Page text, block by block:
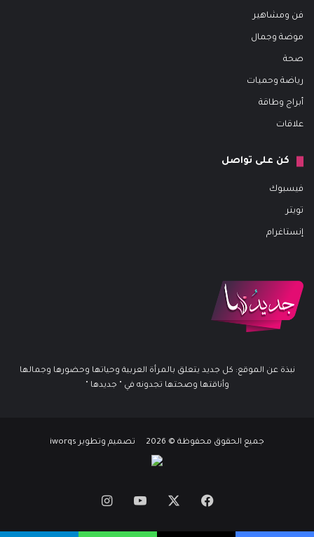
فن ومشاهير
موضة وجمال
صحة
رياضة وحميات
أبراج وطاقة
علاقات
كن على تواصل
فيسبوك
تويتر
إنستاغرام
نبذة عن الموقع: كل جديد يتعلق بالمرأة العربية وحياتها وحضورها وجمالها
وأناقتها وصحتها تجدونه في " جديدها "
جميع الحقوق محفوظة © 2026 تصميم وتطوير iworqs
فيسبوك يوتيوبانستقرام